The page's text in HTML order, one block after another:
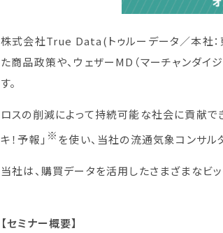
株式会社True Data(トゥルーデータ／本社
た商品政策や、ウェザーMD（マーチャンダイ
す。
ロスの削減によって持続可能な社会に貢献で
キ！予報」 ※を使い、当社の流通気象コンサル
当社は、購買データを活用したさまざまなビ
【セミナー概要】